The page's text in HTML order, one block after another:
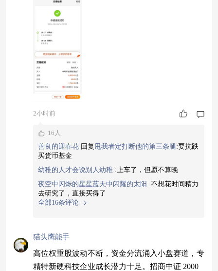
一支受益于算力紧缺的主题基金，近期市场反弹中
持续走高，单日上涨6.57%后次日再涨3.53%，目
前预估继续上行。该基金行业配置围绕电子与通信
9%，整体偏成长
2小时前
16人
善良的迎春花 回复 甩我者定打断他的第三条腿:要抗跌
买货币基金
幼稚的人才会说别人幼稚 :上车了，但愿不算晚
夜空中闪烁的星星蓝天中闪耀的太阳 :不想花时间精力
去研究了，直接买得了
全部16条评论
猫头鹰能手
高位权重股波动不断，资金分流涌入小盘赛道，专
精特新硬科技企业成长潜力十足。招商中证 2000